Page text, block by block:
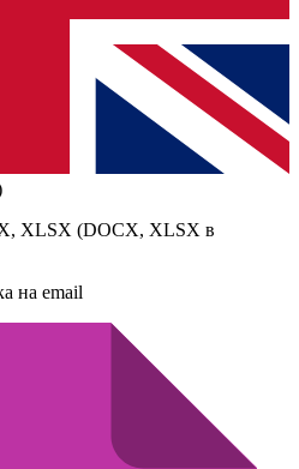
XLSX (DOCX, XLSX в
на email